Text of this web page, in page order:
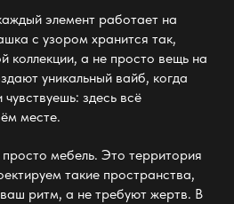
элемент работает на
с узором хранится так,
коллекции, а не просто вещь на
уникальный вайб, когда
чувствуешь: здесь всё
месте.
просто мебель. Это территория
такие пространства,
ритм, а не требуют жертв. В